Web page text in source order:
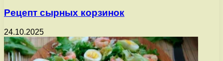
Рецепт сырных корзинок
24.10.2025